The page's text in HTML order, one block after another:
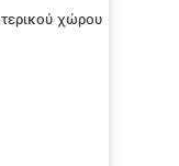
χώρου